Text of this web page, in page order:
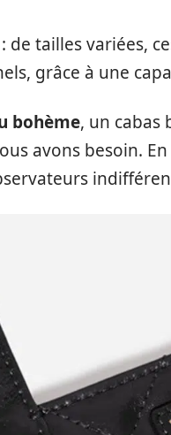
: de tailles variées,
grâce à une
bohème, un cabas
avons besoin.